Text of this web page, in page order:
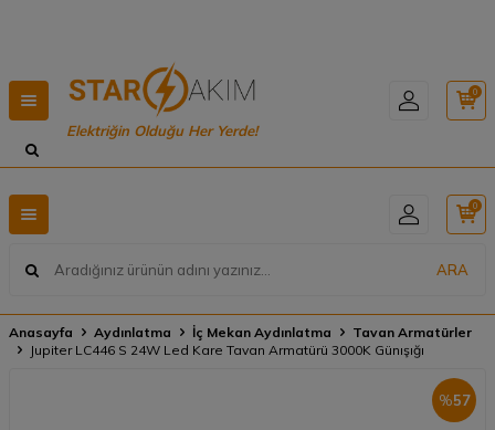
Elektriğin Olduğu Her Yerde!
0
ARA
0
Anasayfa Aydınlatma İç Mekan Aydınlatma
Tavan Armatürler
Jupiter LC446 S 24W Led Kare Tavan Armatürü 3000K Günışığı
%57